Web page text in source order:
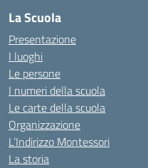
La Scuola
Presentazione
I luoghi
Le persone
I numeri della scuola
Le carte della scuola
Organizzazione
L’Indirizzo Montessori
La storia